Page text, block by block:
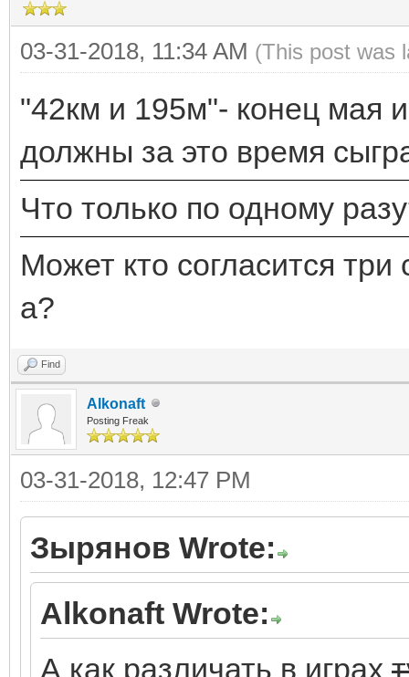
03-31-2018, 11:34 AM (This post was
"42км и 195м"- конец мая
должны за это время
Что только по одному
Может кто согласится
а?
Find
Alkonaft
Posting Freak
03-31-2018, 12:47 PM
Зырянов Wrote:
Alkonaft Wrote:
А как различать в играх